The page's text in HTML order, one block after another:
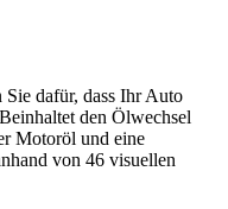
dafür, dass Ihr Auto
den Ölwechsel
Motoröl und eine
von 46 visuellen